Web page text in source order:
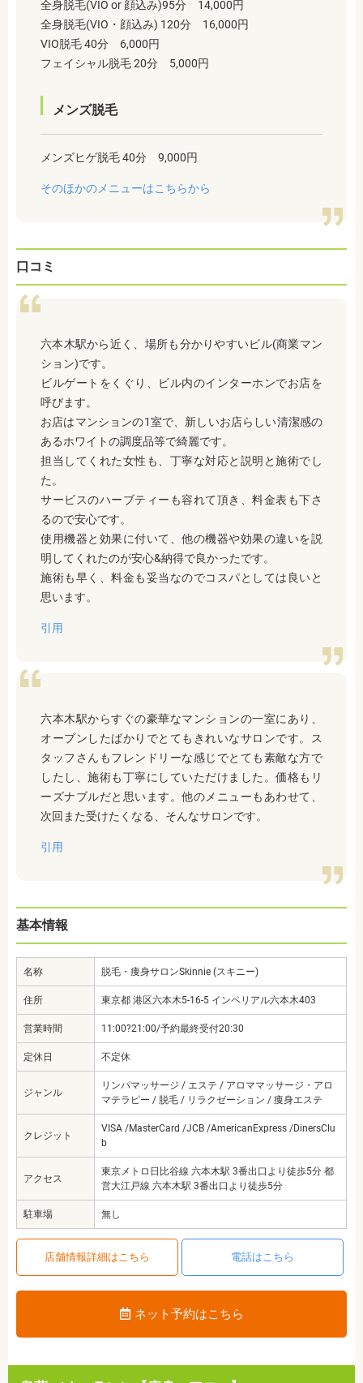
全身脱毛(VIO or 顔込み)95分 14,000円
全身脱毛(VIO・顔込み) 120分 16,000円
VIO脱毛 40分 6,000円
フェイシャル脱毛 20分 5,000円
メンズ脱毛
メンズヒゲ脱毛 40分 9,000円
そのほかのメニューはこちらから
口コミ
六本木駅から近く、場所も分かりやすいビル(商業マン
ション)です。
ビルゲートをくぐり、ビル内のインターホンでお店を
呼びます。
お店はマンションの1室で、新しいお店らしい清潔感の
あるホワイトの調度品等で綺麗です。
担当してくれた女性も、丁寧な対応と説明と施術でし
た。
サービスのハーブティーも容れて頂き、料金表も下さ
るので安心です。
使用機器と効果に付いて、他の機器や効果の違いを説
明してくれたのが安心&納得で良かったです。
施術も早く、料金も妥当なのでコスパとしては良いと
思います。
引用
六本木駅からすぐの豪華なマンションの一室にあり、
オープンしたばかりでとてもきれいなサロンです。ス
タッフさんもフレンドリーな感じでとても素敵な方で
したし、施術も丁寧にしていただけました。価格もリ
ーズナブルだと思います。他のメニューもあわせて、
次回また受けたくなる、そんなサロンです。
引用
基本情報
名称 脱毛・痩身サロンSkinnie (スキニー)
住所 東京都 港区六本木5-16-5 インペリアル六本木403
営業時間 11:00?21:00/予約最終受付20:30
定休日 不定休
ジャンル
リンパマッサージ / エステ / アロママッサージ・アロ
マテラピー / 脱毛 / リラクゼーション / 痩身エステ
クレジット
VISA /MasterCard /JCB /AmericanExpress /DinersClu
b
アクセス
東京メトロ日比谷線 六本木駅 3番出口より徒歩5分 都
営大江戸線 六本木駅 3番出口より徒歩5分
駐車場 無し
店舗情報詳細はこちら 電話はこちら
ネット予約はこちら